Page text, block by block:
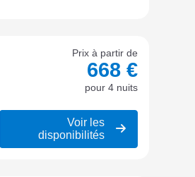
Prix à partir de
668 €
pour 4 nuits
Voir les
disponibilités